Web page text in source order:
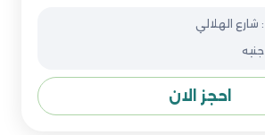
: شارع الهلالي
جنيه
احجز الان